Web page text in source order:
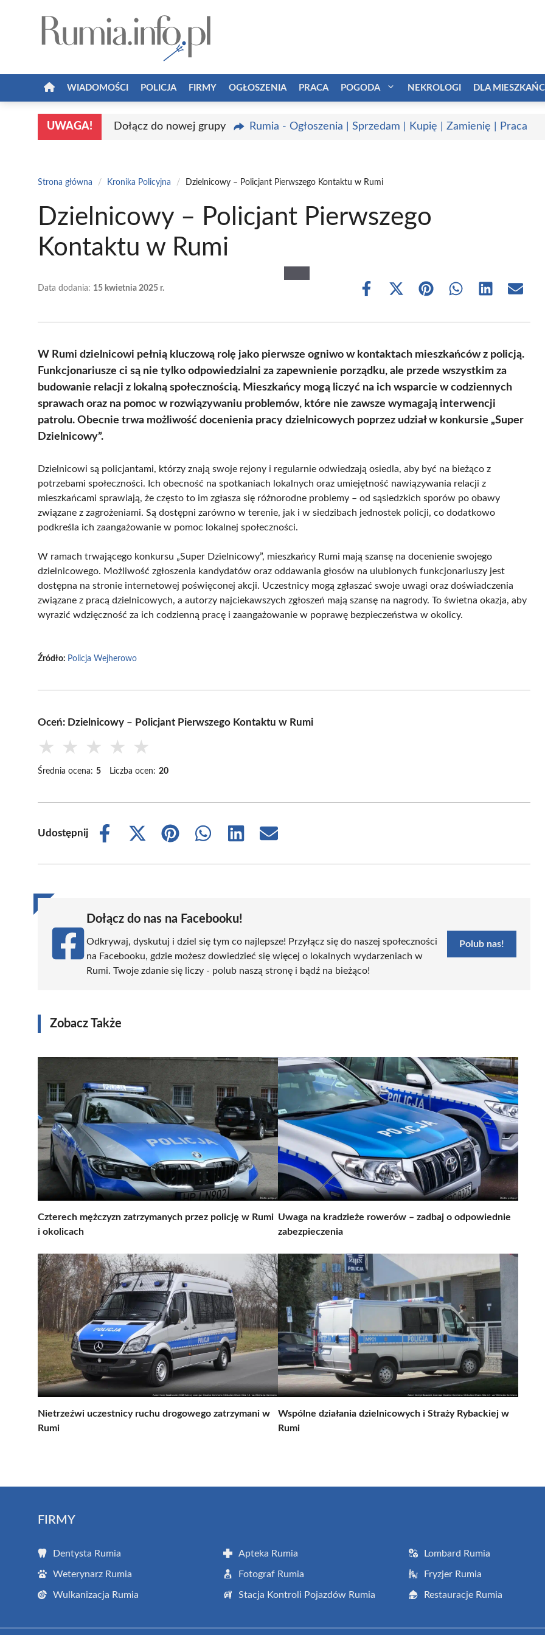
WIADOMOŚCI POLICJA FIRMY OGŁOSZENIA PRACA POGODA NEKROLOGI DLA
UWAGA! Dołącz do nowej grupy Rumia - Ogłoszenia | Sprzedam | Kupię | Zamienię | Praca
Strona główna / Kronika Policyjna / Dzielnicowy – Policjant Pierwszego Kontaktu w Rumi
Dzielnicowy – Policjant Pierwszego
Kontaktu w Rumi
Data dodania: 15 kwietnia 2025 r.
Share
Share
(Twitter)
Share Share Share Share
W Rumi dzielnicowi pełnią kluczową rolę jako pierwsze ogniwo w kontaktach mieszkańców z policją.
Funkcjonariusze ci są nie tylko odpowiedzialni za zapewnienie porządku, ale przede wszystkim za
budowanie relacji z lokalną społecznością. Mieszkańcy mogą liczyć na ich wsparcie w codziennych
sprawach oraz na pomoc w rozwiązywaniu problemów, które nie zawsze wymagają interwencji
patrolu. Obecnie trwa możliwość docenienia pracy dzielnicowych poprzez udział w konkursie „Super
Dzielnicowy”.
Dzielnicowi są policjantami, którzy znają swoje rejony i regularnie odwiedzają osiedla, aby być na bieżąco z
potrzebami społeczności. Ich obecność na spotkaniach lokalnych oraz umiejętność nawiązywania relacji z
mieszkańcami sprawiają, że często to im zgłasza się różnorodne problemy – od sąsiedzkich sporów po obawy
związane z zagrożeniami. Są dostępni zarówno w terenie, jak i w siedzibach jednostek policji, co dodatkowo
podkreśla ich zaangażowanie w pomoc lokalnej społeczności.
W ramach trwającego konkursu „Super Dzielnicowy”, mieszkańcy Rumi mają szansę na docenienie swojego
dzielnicowego. Możliwość zgłoszenia kandydatów oraz oddawania głosów na ulubionych funkcjonariuszy jest
dostępna na stronie internetowej poświęconej akcji. Uczestnicy mogą zgłaszać swoje uwagi oraz doświadczenia
związane z pracą dzielnicowych, a autorzy najciekawszych zgłoszeń mają szansę na nagrody. To świetna okazja, aby
wyrazić wdzięczność za ich codzienną pracę i zaangażowanie w poprawę bezpieczeństwa w okolicy.
Źródło: Policja Wejherowo
Oceń: Dzielnicowy – Policjant Pierwszego Kontaktu w Rumi
★ ★ ★ ★ ★
Średnia ocena: 5 Liczba ocen: 20
Udostępnij
Share
Share
(Twitter)
Share
Share
Share
Share
Dołącz do nas na Facebooku!
Odkrywaj, dyskutuj i dziel się tym co najlepsze! Przyłącz się do naszej społeczności
na Facebooku, gdzie możesz dowiedzieć się więcej o lokalnych wydarzeniach w
Rumi. Twoje zdanie się liczy - polub naszą stronę i bądź na bieżąco!
Polub nas!
Zobacz Także
Czterech mężczyzn zatrzymanych przez policję w Rumi
i okolicach
Uwaga na kradzieże rowerów – zadbaj o odpowiednie
zabezpieczenia
Nietrzeźwi uczestnicy ruchu drogowego zatrzymani w
Rumi
Wspólne działania dzielnicowych i Straży Rybackiej w
Rumi
FIRMY
Dentysta Rumia Apteka Rumia Lombard Rumia
Weterynarz Rumia Fotograf Rumia Fryzjer Rumia
Wulkanizacja Rumia Stacja Kontroli Pojazdów Rumia Restauracje Rumia